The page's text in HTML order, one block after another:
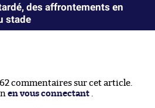
des affrontements en
stade
commentaires sur cet article.
en vous connectant